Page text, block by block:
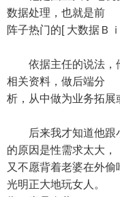
数据处理，也就是前
阵子热门的[ 大数据Ｂ
依据主任的说法，
相关资料，做后端分
析，从中做为业务拓展
后来我才知道他跟
的原因是性需求太大，
又不愿背着老婆在外
光明正大地玩女人。